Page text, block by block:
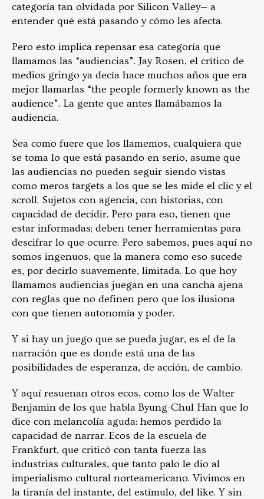
categoría tan olvidada por Silicon Valley— a
entender qué está pasando y cómo les afecta.
Pero esto implica repensar esa categoría que
llamamos las “audiencias”. Jay Rosen, el crítico de
medios gringo ya decía hace muchos años que era
mejor llamarlas “the people formerly known as the
audience”. La gente que antes llamábamos la
audiencia.
Sea como fuere que los llamemos, cualquiera que
se toma lo que está pasando en serio, asume que
las audiencias no pueden seguir siendo vistas
como meros targets a los que se les mide el clic y el
scroll. Sujetos con agencia, con historias, con
capacidad de decidir. Pero para eso, tienen que
estar informadas; deben tener herramientas para
descifrar lo que ocurre. Pero sabemos, pues aquí no
somos ingenuos, que la manera como eso sucede
es, por decirlo suavemente, limitada. Lo que hoy
llamamos audiencias juegan en una cancha ajena
con reglas que no definen pero que los ilusiona
con que tienen autonomía y poder.
Y si hay un juego que se pueda jugar, es el de la
narración que es donde está una de las
posibilidades de esperanza, de acción, de cambio.
Y aquí resuenan otros ecos, como los de Walter
Benjamin de los que habla Byung-Chul Han que lo
dice con melancolía aguda: hemos perdido la
capacidad de narrar. Ecos de la escuela de
Frankfurt, que criticó con tanta fuerza las
industrias culturales, que tanto palo le dio al
imperialismo cultural norteamericano. Vivimos en
la tiranía del instante, del estímulo, del like. Y sin